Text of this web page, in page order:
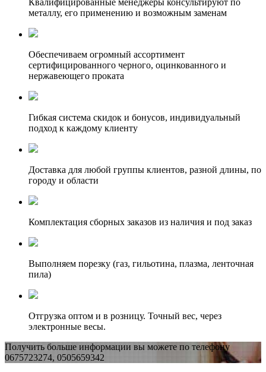
Квалифицированные менеджеры консультируют по
металлу, его применению и возможным заменам
Обеспечиваем огромный ассортимент
сертифицированного черного, оцинкованного и
нержавеющего проката
Гибкая система скидок и бонусов, индивидуальный
подход к каждому клиенту
Доставка для любой группы клиентов, разной длины, по
городу и области
Комплектация сборных заказов из наличия и под заказ
Выполняем порезку (газ, гильотина, плазма, ленточная
пила)
Отгрузка оптом и в розницу. Точный вес, через
электронные весы.
Получить больше информации вы можете по телефону
0675723274, 0505659342